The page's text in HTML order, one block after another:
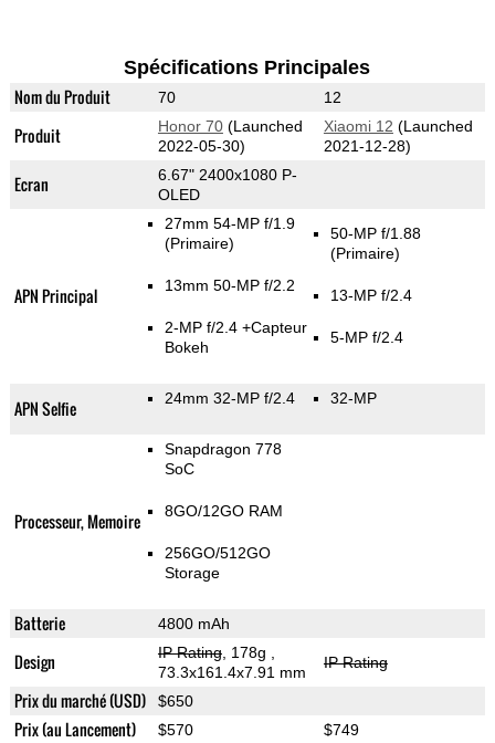
Spécifications Principales
Nom du Produit 70 12
Produit Honor 70(Launched
2022-05-30)
Xiaomi 12 (Launched
2021-12-28)
Ecran
6.67" 2400x1080 P-
OLED
APN Principal
27mm 54-MP f/1.9
(Primaire)
13mm 50-MP f/2.2
2-MP f/2.4 +Capteur
Bokeh
50-MP f/1.88
(Primaire)
13-MP f/2.4
5-MP f/2.4
APN Selfie 24mm 32-MP f/2.4 32-MP
Processeur, Memoire
Snapdragon 778
SoC
8GO/12GO RAM
256GO/512GO
Storage
Batterie 4800 mAh
Design IP Rating, 178g
73.3x161.4x7.91 mm
IP Rating
Prix du marché (USD) $650
Prix (au Lancement) $570 $749